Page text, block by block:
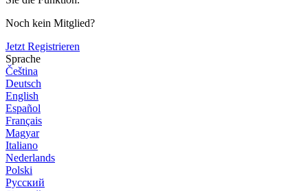
Noch kein Mitglied?
Jetzt Registrieren
Sprache
Čeština
Deutsch
English
Español
Français
Magyar
Italiano
Nederlands
Polski
Русский